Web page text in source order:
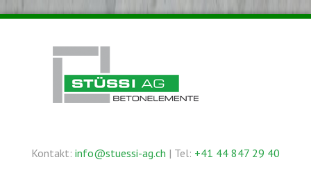
Kontakt: info@stuessi-ag.ch | Tel: +41 44 847 29 40